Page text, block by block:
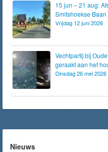
15 jun – 21 aug:
Smitshoekse Baan
Vrijdag 12 juni 2026
Vechtpartij bij
geraakt aan het
Dinsdag 26 mei 2026
Nieuws